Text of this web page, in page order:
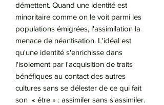
démettent. Quand une identité est
minoritaire comme on le voit parmi les
populations émigrées, l'assimilation la
menace de néantisation. L'idéal est
qu'une identité s'enrichisse dans
l'isolement par l'acquisition de traits
bénéfiques au contact des autres
cultures sans se délester de ce qui fait
son « être » : assimiler sans s'assimiler.